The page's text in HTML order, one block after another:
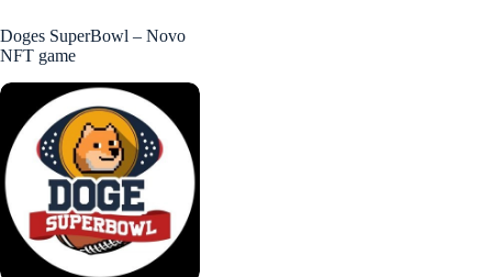
Doges SuperBowl – Novo
NFT game